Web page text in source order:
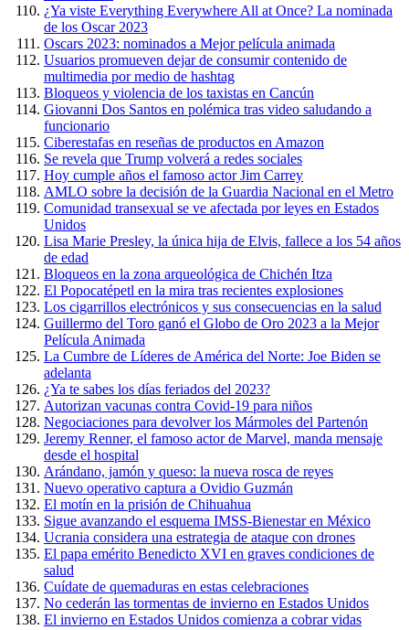
¿Ya viste Everything Everywhere All at Once? La nominada
de los Oscar 2023
Oscars 2023: nominados a Mejor película animada
Usuarios promueven dejar de consumir contenido de
multimedia por medio de hashtag
Bloqueos y violencia de los taxistas en Cancún
Giovanni Dos Santos en polémica tras video saludando a
funcionario
Ciberestafas en reseñas de productos en Amazon
Se revela que Trump volverá a redes sociales
Hoy cumple años el famoso actor Jim Carrey
AMLO sobre la decisión de la Guardia Nacional en el Metro
Comunidad transexual se ve afectada por leyes en Estados
Unidos
Lisa Marie Presley, la única hija de Elvis, fallece a los 54 años
de edad
Bloqueos en la zona arqueológica de Chichén Itza
El Popocatépetl en la mira tras recientes explosiones
Los cigarrillos electrónicos y sus consecuencias en la salud
Guillermo del Toro ganó el Globo de Oro 2023 a la Mejor
Película Animada
La Cumbre de Líderes de América del Norte: Joe Biden se
adelanta
¿Ya te sabes los días feriados del 2023?
Autorizan vacunas contra Covid-19 para niños
Negociaciones para devolver los Mármoles del Partenón
Jeremy Renner, el famoso actor de Marvel, manda mensaje
desde el hospital
Arándano, jamón y queso: la nueva rosca de reyes
Nuevo operativo captura a Ovidio Guzmán
El motín en la prisión de Chihuahua
Sigue avanzando el esquema IMSS-Bienestar en México
Ucrania considera una estrategia de ataque con drones
El papa emérito Benedicto XVI en graves condiciones de
salud
Cuídate de quemaduras en estas celebraciones
No cederán las tormentas de invierno en Estados Unidos
El invierno en Estados Unidos comienza a cobrar vidas